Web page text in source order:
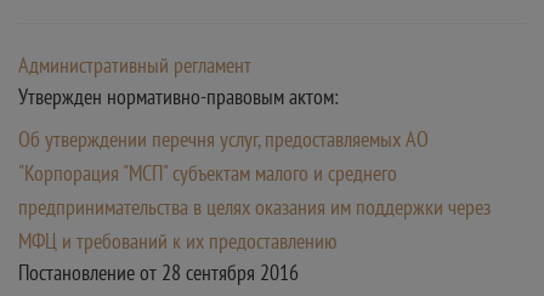
Административный регламент
Утвержден нормативно-правовым актом:
Об утверждении перечня услуг, предоставляемых АО
"Корпорация "МСП" субъектам малого и среднего
предпринимательства в целях оказания им поддержки через
МФЦ и требований к их предоставлению
Постановление от 28 сентября 2016